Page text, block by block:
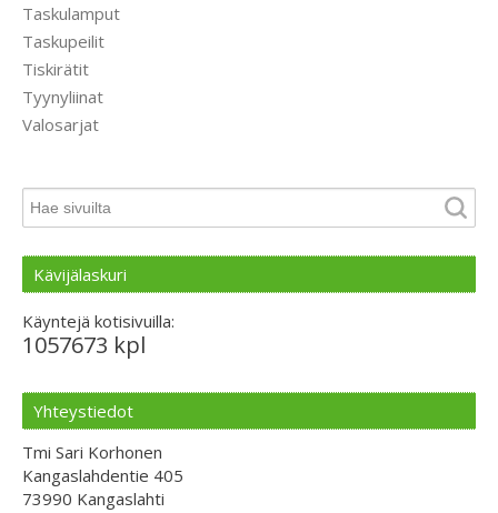
Taskulamput
Taskupeilit
Tiskirätit
Tyynyliinat
Valosarjat
Kävijälaskuri
Käyntejä kotisivuilla:
1057673 kpl
Yhteystiedot
Tmi Sari Korhonen
Kangaslahdentie 405
73990 Kangaslahti